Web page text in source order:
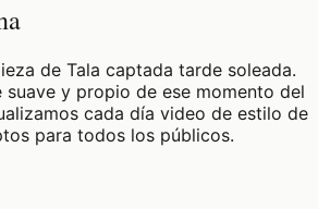
de Tala captada tarde soleada.
suave y propio de ese momento del
cada día video de estilo de
para todos los públicos.